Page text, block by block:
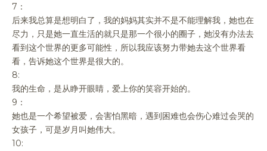
7：
后来我总算是想明白了，我的妈妈其实并不是不能理解我，她也在
尽力，只是她一直生活的就只是那一个很小的圈子，她没有办法去
看到这个世界的更多可能性，所以我应该努力带她去这个世界看
看，告诉她这个世界是很大的。
8:
我的生命，是从睁开眼睛，爱上你的笑容开始的。
9：
她也是一个希望被爱，会害怕黑暗，遇到困难也会伤心难过会哭的
女孩子，可是岁月叫她伟大。
10: